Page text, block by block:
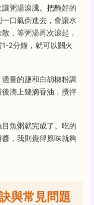
粥湯滾騰。把醃好的
口氣倒進去，會讓水
，等粥湯再次滾起，
2分鐘，就可以關火
量的鹽和白胡椒粉調
滴上幾滴香油，攪拌
魚粥就完成了。吃的
，我則覺得原味就夠
與常見問題